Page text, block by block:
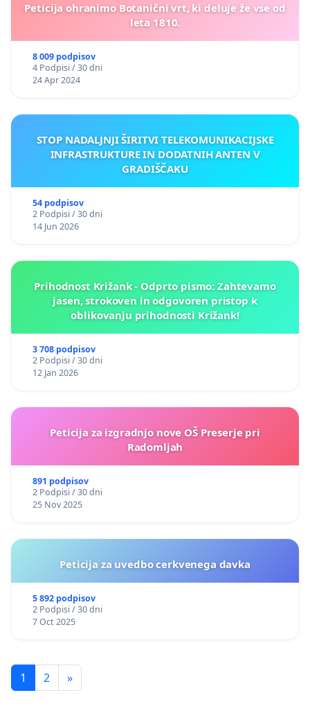
Peticija ohranimo Botanični vrt, ki deluje že vse od
leta 1810.
8 009 podpisov
4 Podpisi / 30 dni
24 Apr 2024
STOP NADALJNJI ŠIRITVI TELEKOMUNIKACIJSKE
INFRASTRUKTURE IN DODATNIH ANTEN V
GRADIŠČAKU
54 podpisov
2 Podpisi / 30 dni
14 Jun 2026
Prihodnost Križank - Odprto pismo: Zahtevamo
jasen, strokoven in odgovoren pristop k
oblikovanju prihodnosti Križank!
3 708 podpisov
2 Podpisi / 30 dni
12 Jan 2026
Peticija za izgradnjo nove OŠ Preserje pri
Radomljah
891 podpisov
2 Podpisi / 30 dni
25 Nov 2025
Peticija za uvedbo cerkvenega davka
5 892 podpisov
2 Podpisi / 30 dni
7 Oct 2025
1 2 »